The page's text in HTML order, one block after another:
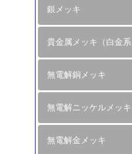
銀メッキ
貴金属メッキ（白金系
無電解銅メッキ
無電解ニッケルメッキ
無電解金メッキ